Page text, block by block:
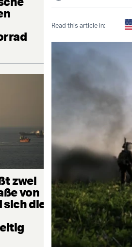
zwei
von
die
Read this article in: